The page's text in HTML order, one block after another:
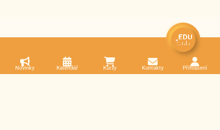
Novinky Kalendář Kurzy Kontakty Přihlášení